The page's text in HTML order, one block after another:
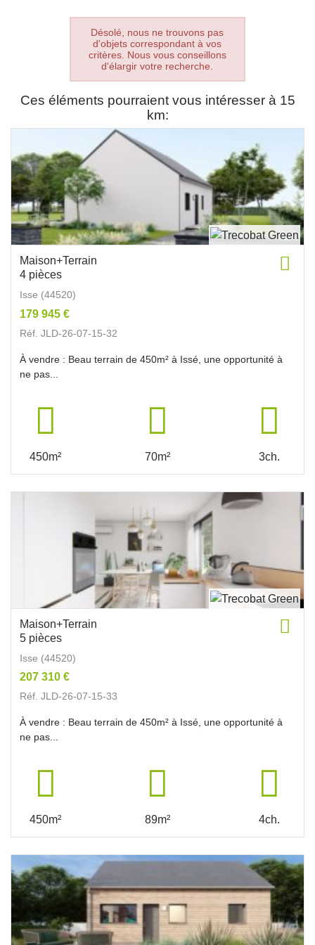
Désolé, nous ne trouvons pas
d'objets correspondant à vos
critères. Nous vous conseillons
d'élargir votre recherche.
Ces éléments pourraient vous intéresser à 15
km:
Maison+Terrain
4 pièces
Isse (44520)
179 945 €
Réf. JLD-26-07-15-32
À vendre : Beau terrain de 450m² à Issé, une opportunité à
ne pas...
450m² 70m² 3ch.
Maison+Terrain
5 pièces
Isse (44520)
207 310 €
Réf. JLD-26-07-15-33
À vendre : Beau terrain de 450m² à Issé, une opportunité à
ne pas...
450m² 89m² 4ch.